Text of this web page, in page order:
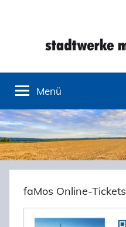
Stadtwerke
Mosbach
Menü
faMos Online-Tickets